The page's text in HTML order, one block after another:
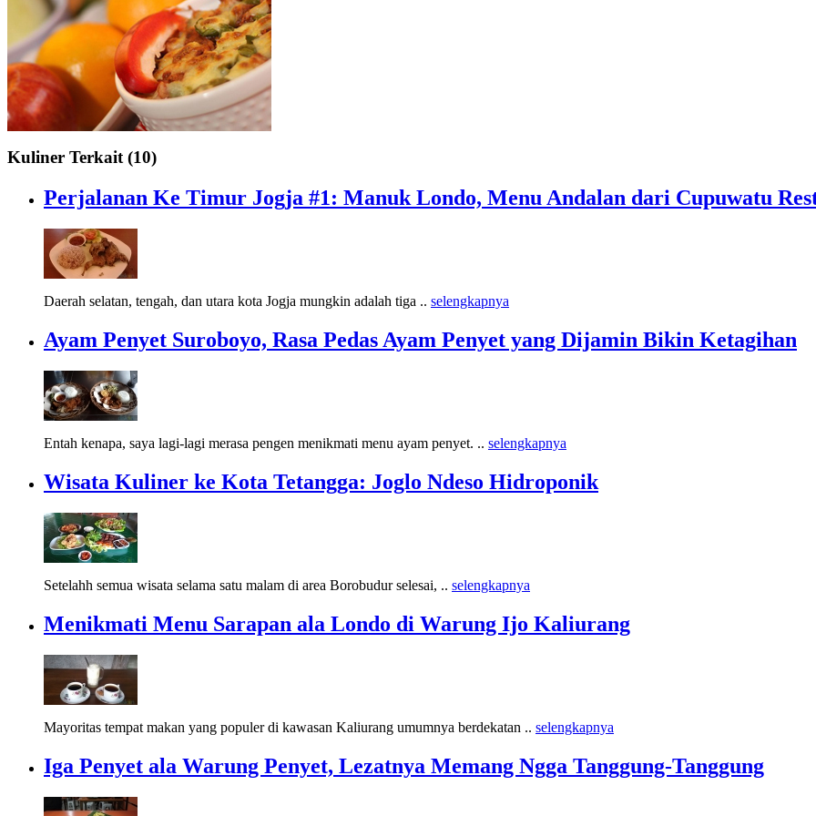
Kuliner Terkait (10)
Perjalanan Ke Timur Jogja #1: Manuk Londo, Menu Andalan dari Cupuwatu
Daerah selatan, tengah, dan utara kota Jogja mungkin adalah tiga .. selengkapnya
Ayam Penyet Suroboyo, Rasa Pedas Ayam Penyet yang Dijamin Bikin Ketagihan
Entah kenapa, saya lagi-lagi merasa pengen menikmati menu ayam penyet. .. selengkapnya
Wisata Kuliner ke Kota Tetangga: Joglo Ndeso Hidroponik
Setelahh semua wisata selama satu malam di area Borobudur selesai, .. selengkapnya
Menikmati Menu Sarapan ala Londo di Warung Ijo Kaliurang
Mayoritas tempat makan yang populer di kawasan Kaliurang umumnya berdekatan .. selengkapnya
Iga Penyet ala Warung Penyet, Lezatnya Memang Ngga Tanggung-Tanggung